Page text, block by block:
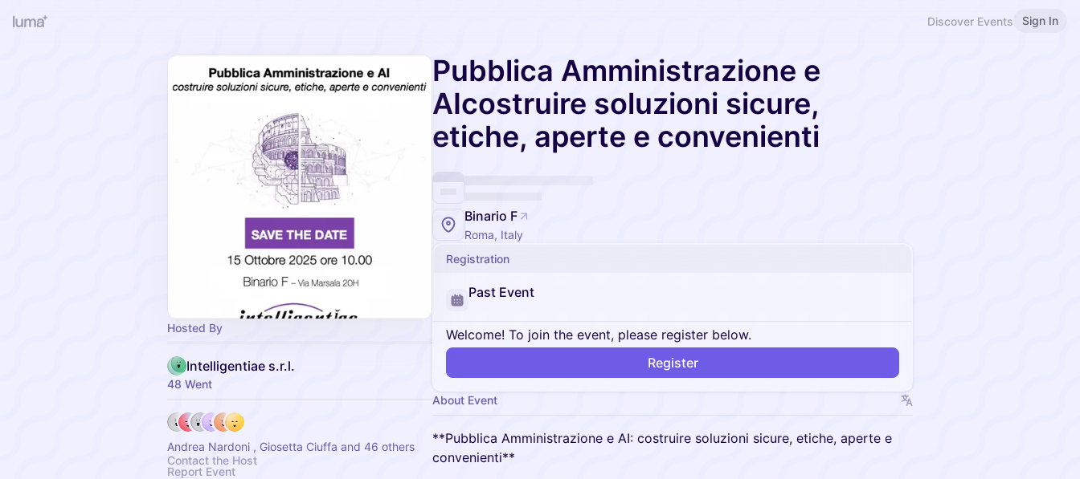
Discover Events Sign In
Hosted By
Intelligentiae s.r.l.
48 Went
Andrea Nardoni , Giosetta Ciuffa and 46 others
Contact the Host
Report Event
Pubblica Amministrazione e
AIcostruire soluzioni sicure,
etiche, aperte e convenienti
Binario F
Roma, Italy
Registration
Past Event
Welcome! To join the event, please register below.
Register
About Event
**Pubblica Amministrazione e AI: costruire soluzioni sicure, etiche, aperte e
convenienti**